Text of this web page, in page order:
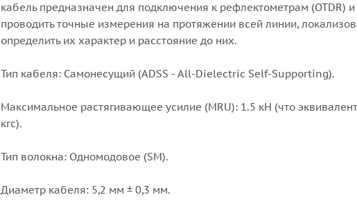
кабель предназначен для подключения к рефлектометрам (OTDR)
проводить точные измерения на протяжении всей линии,
определить их характер и расстояние до них.
Тип кабеля: Самонесущий (ADSS - All-Dielectric Self-Supporting).
Максимальное растягивающее усилие (MRU): 1.5 кН (что
кгс).
Тип волокна: Одномодовое (SM).
Диаметр кабеля: 5,2 мм ± 0,3 мм.